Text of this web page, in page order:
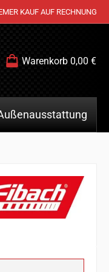
KAUF AUF RECHNUNG
Warenkorb 0,00 €